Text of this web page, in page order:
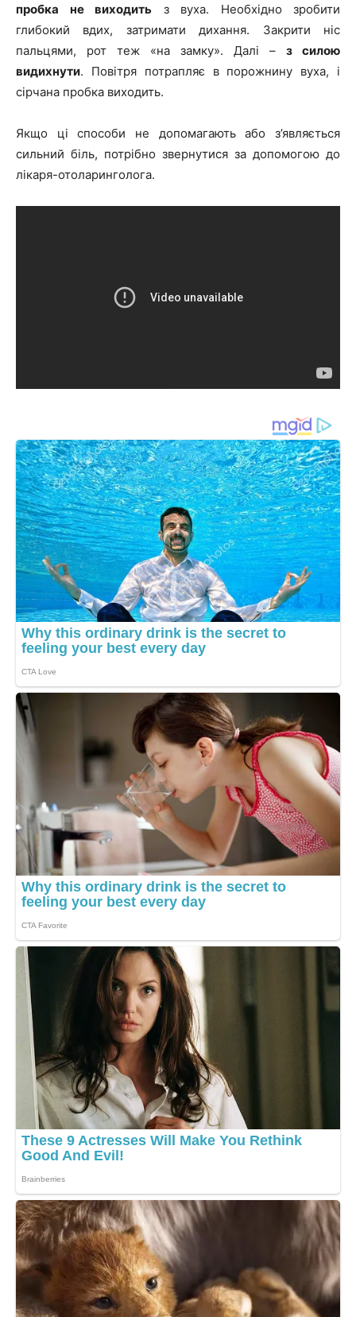
пробка не виходить з вуха. Необхідно зробити
глибокий вдих, затримати дихання. Закрити ніс
пальцями, рот теж «на замку». Далі – з силою
видихнути. Повітря потрапляє в порожнину вуха, і
сірчана пробка виходить.
Якщо ці способи не допомагають або з’являється
сильний біль, потрібно звернутися за допомогою до
лікаря-отоларинголога.